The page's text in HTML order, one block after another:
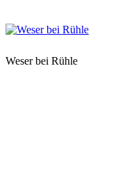
Weser bei Rühle